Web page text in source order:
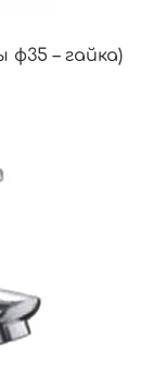
ф35 – гайка)